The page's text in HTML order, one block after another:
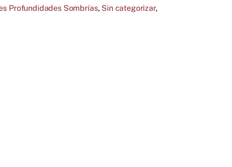
Profundidades Sombrías, Sin categorizar,